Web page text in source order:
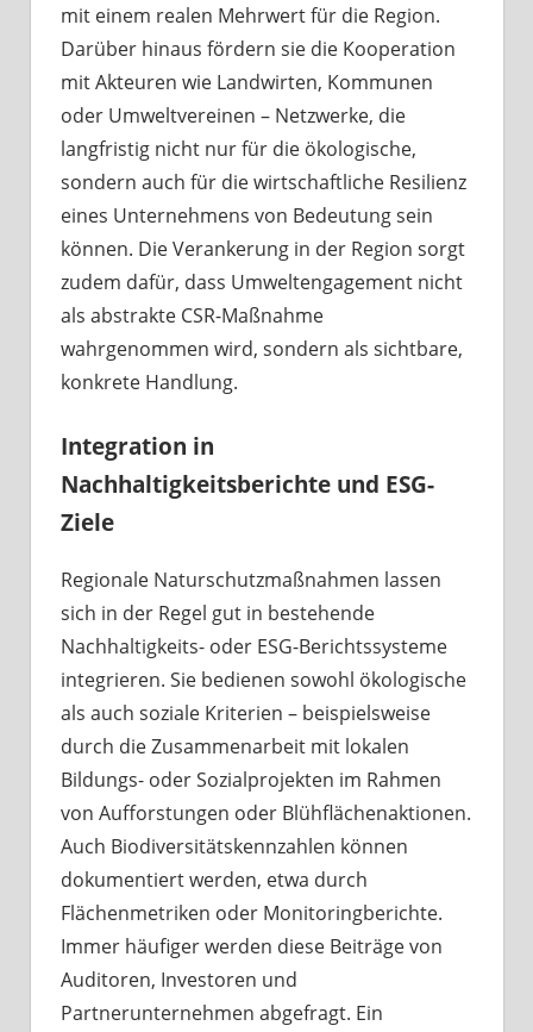
mit einem realen Mehrwert für die Region.
Darüber hinaus fördern sie die Kooperation
mit Akteuren wie Landwirten, Kommunen
oder Umweltvereinen – Netzwerke, die
langfristig nicht nur für die ökologische,
sondern auch für die wirtschaftliche Resilienz
eines Unternehmens von Bedeutung sein
können. Die Verankerung in der Region sorgt
zudem dafür, dass Umweltengagement nicht
als abstrakte CSR-Maßnahme
wahrgenommen wird, sondern als sichtbare,
konkrete Handlung.
Integration in
Nachhaltigkeitsberichte und ESG-
Ziele
Regionale Naturschutzmaßnahmen lassen
sich in der Regel gut in bestehende
Nachhaltigkeits- oder ESG-Berichtssysteme
integrieren. Sie bedienen sowohl ökologische
als auch soziale Kriterien – beispielsweise
durch die Zusammenarbeit mit lokalen
Bildungs- oder Sozialprojekten im Rahmen
von Aufforstungen oder Blühflächenaktionen.
Auch Biodiversitätskennzahlen können
dokumentiert werden, etwa durch
Flächenmetriken oder Monitoringberichte.
Immer häufiger werden diese Beiträge von
Auditoren, Investoren und
Partnerunternehmen abgefragt. Ein